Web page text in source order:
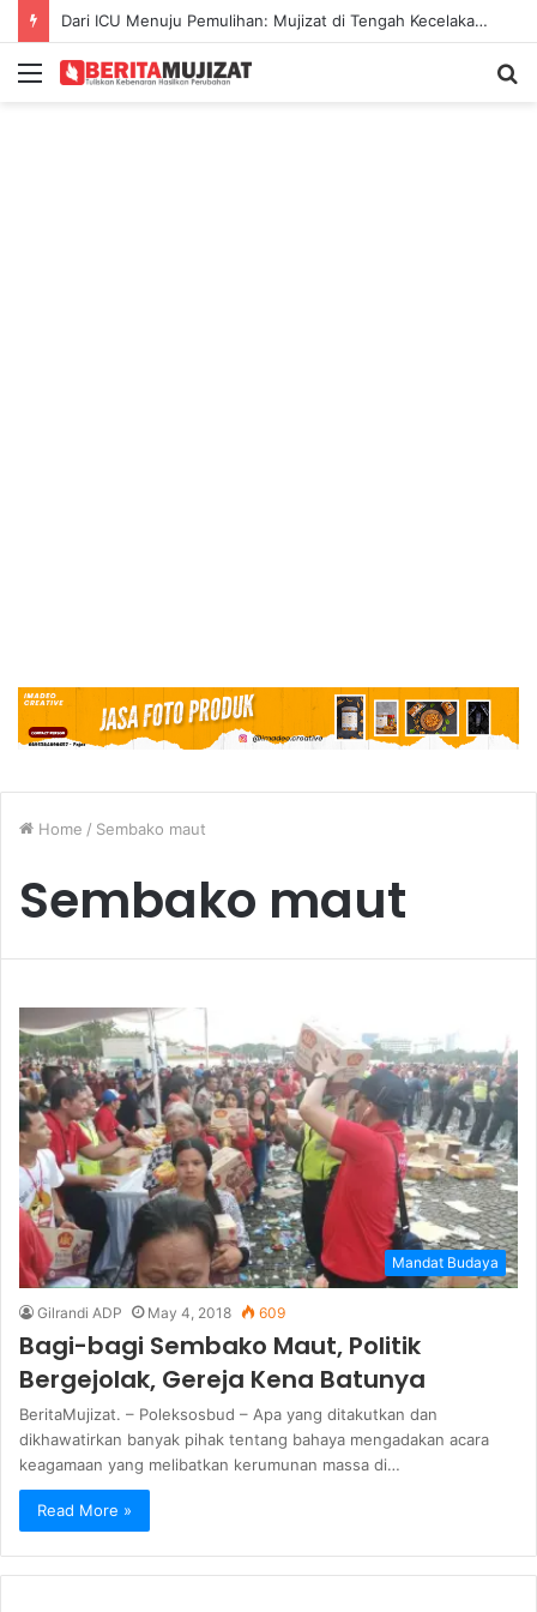
Dari ICU Menuju Pemulihan: Mujizat di Tengah Kecelakaan Maut
Menu
Home / Sembako maut
Sembako maut
Mandat Budaya
Gilrandi ADP May 4, 2018 609
Bagi-bagi Sembako Maut, Politik
Bergejolak, Gereja Kena Batunya
BeritaMujizat. – Poleksosbud – Apa yang ditakutkan dan
dikhawatirkan banyak pihak tentang bahaya mengadakan acara
keagamaan yang melibatkan kerumunan massa di…
Read More »